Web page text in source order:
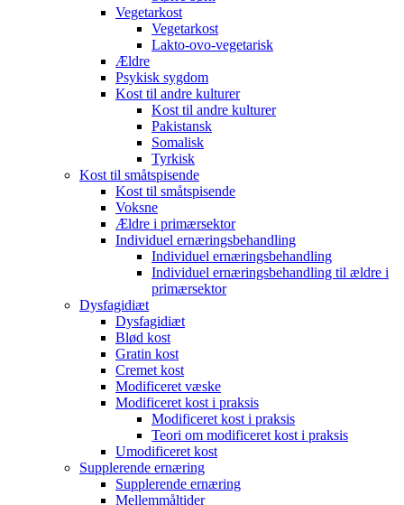
Vegetarkost
Vegetarkost
Lakto-ovo-vegetarisk
Ældre
Psykisk sygdom
Kost til andre kulturer
Kost til andre kulturer
Pakistansk
Somalisk
Tyrkisk
Kost til småtspisende
Kost til småtspisende
Voksne
Ældre i primærsektor
Individuel ernæringsbehandling
Individuel ernæringsbehandling
Individuel ernæringsbehandling til ældre i
primærsektor
Dysfagidiæt
Dysfagidiæt
Blød kost
Gratin kost
Cremet kost
Modificeret væske
Modificeret kost i praksis
Modificeret kost i praksis
Teori om modificeret kost i praksis
Umodificeret kost
Supplerende ernæring
Supplerende ernæring
Mellemmåltider